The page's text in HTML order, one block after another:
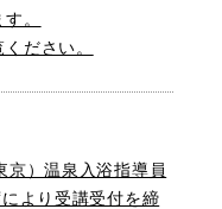
。
ださい。
京）温泉入浴指導員
より受講受付を締